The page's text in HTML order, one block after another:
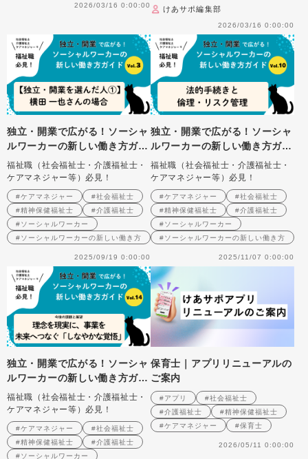
2026/03/16 0:00:00 けあサポ編集部
2026/03/16 0:00:00
独立・開業で広がる！ソーシャ
ルワーカーの新しい働き方ガイ
ド Vol.３ 【独立・開業を選
んだ人①】横田 一也さん（社
会福祉士事務所カラーサ）の場
合
福祉職（社会福祉士・介護福祉士・
ケアマネジャー等）必見！
#ケアマネジャー
#社会福祉士
#精神保健福祉士
#介護福祉士
#ソーシャルワーカー
#ソーシャルワーカーの新しい働き方
2025/09/19 0:00:00
独立・開業で広がる！ソーシャ
ルワーカーの新しい働き方ガイ
ド Vol.10 法的手続きと倫
理・リスク管理
福祉職（社会福祉士・介護福祉士・
ケアマネジャー等）必見！
#ケアマネジャー
#社会福祉士
#精神保健福祉士
#介護福祉士
#ソーシャルワーカー
#ソーシャルワーカーの新しい働き方
2025/11/07 0:00:00
独立・開業で広がる！ソーシャ
ルワーカーの新しい働き方ガイ
ド Vol.14 今後の課題と展
望：理念を現実に、事業を未来
へつなぐ「しなやかな覚悟」
福祉職（社会福祉士・介護福祉士・
ケアマネジャー等）必見！
#ケアマネジャー
#社会福祉士
#精神保健福祉士
#介護福祉士
#ソーシャルワーカー
保育士｜アプリリニューアルの
ご案内
#アプリ
#社会福祉士
#介護福祉士
#精神保健福祉士
#ケアマネジャー
#保育士
2026/05/11 0:00:00